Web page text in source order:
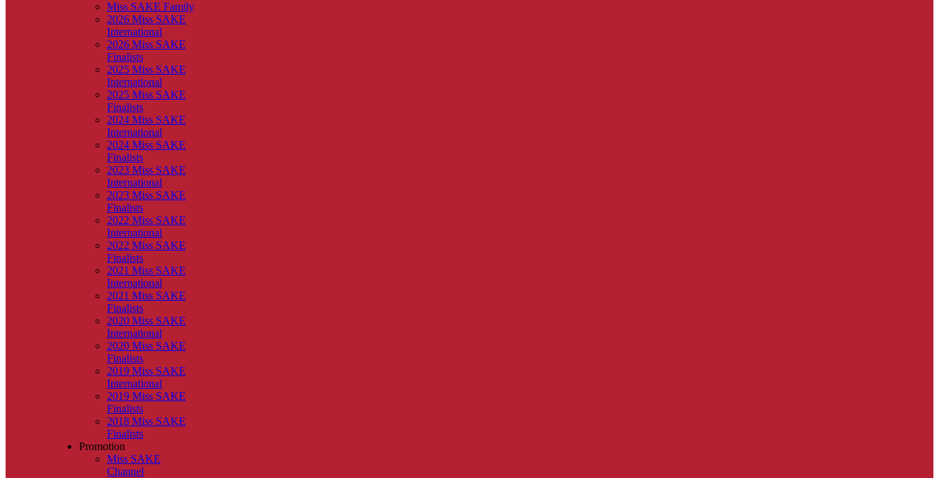
Miss SAKE Family
2026 Miss SAKE
International
2026 Miss SAKE
Finalists
2025 Miss SAKE
International
2025 Miss SAKE
Finalists
2024 Miss SAKE
International
2024 Miss SAKE
Finalists
2023 Miss SAKE
International
2023 Miss SAKE
Finalists
2022 Miss SAKE
International
2022 Miss SAKE
Finalists
2021 Miss SAKE
International
2021 Miss SAKE
Finalists
2020 Miss SAKE
International
2020 Miss SAKE
Finalists
2019 Miss SAKE
International
2019 Miss SAKE
Finalists
2018 Miss SAKE
Finalists
Promotion
Miss SAKE
Channel